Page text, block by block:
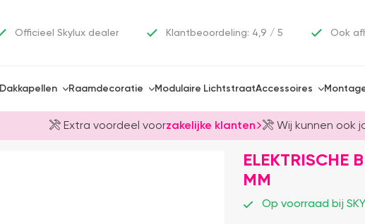
Officieel Skylux dealer Klantbeoordeling: 4,9 / 5 Ook
Dakkapellen Raamdecoratie Modulaire LichtstraatAccessoires
Extra voordeel voorzakelijke klanten Wij kunnen ook
ELEKTRISCHE
MM
Op voorraad bij